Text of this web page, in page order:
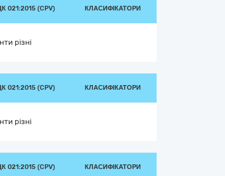
021:2015 (CPV) КЛАСИФІКАТОРИ
різні
021:2015 (CPV) КЛАСИФІКАТОРИ
різні
021:2015 (CPV) КЛАСИФІКАТОРИ